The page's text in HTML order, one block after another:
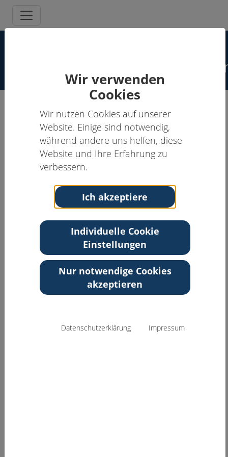
Wir verwenden
Cookies
Wir nutzen Cookies auf unserer
Website. Einige sind notwendig,
während andere uns helfen, diese
Website und Ihre Erfahrung zu
verbessern.
Ich akzeptiere
Individuelle Cookie
Einstellungen
Nur notwendige Cookies
akzeptieren
Datenschutzerklärung Impressum
Andrea Wendt, Dr.
Schmerzpsychotherapeut:in
Anschrift
Wagnerstraße 9
37085 Göttingen
Kontakt
andrea.wendt@t-
online.de
Zurück zur Übersicht